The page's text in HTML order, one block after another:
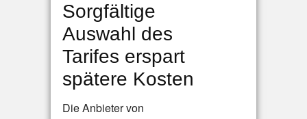
Sorgfältige
Auswahl des
Tarifes erspart
spätere Kosten
Die Anbieter von